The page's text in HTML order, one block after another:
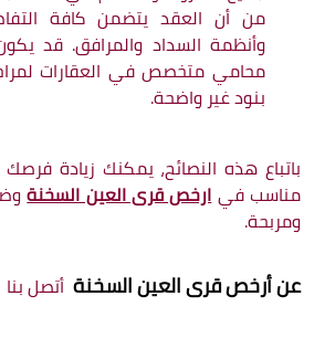
من أن العقد يتضمن كافة
وأنظمة السداد والمرافق. قد
محامي متخصص في العقارات
بنود غير واضحة.
باتباع هذه النصائح، يمكنك زيادة
مناسب فيارخص قرى العين السخنة
ومربحة.
عنأرخص قرى العين السخنة أتصل بنا